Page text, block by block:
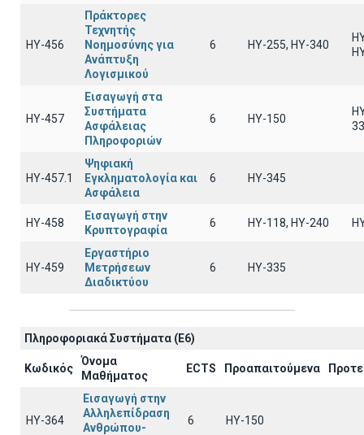
ΗΥ-456
Πράκτορες
Τεχνητής
Νοημοσύνης για
Ανάπτυξη
Λογισμικού
6 ΗΥ-255, ΗΥ-340
ΗΥ-457
Εισαγωγή στα
Συστήματα
Ασφάλειας
Πληροφοριών
6 HY-150
ΗΥ-457.1
Ψηφιακή
Εγκληματολογία και
Ασφάλεια
6 ΗΥ-345
ΗΥ-458
Εισαγωγή στην
Κρυπτογραφία
6 ΗΥ-118, ΗΥ-240
ΗΥ-459
Εργαστήριο
Μετρήσεων
Διαδικτύου
6 ΗΥ-335
Πληροφοριακά Συστήματα (E6)
Κωδικός
Όνομα
Μαθήματος
ECTS Προαπαιτούμενα
ΗΥ-364
Εισαγωγή στην
Αλληλεπίδραση
Ανθρώπου-
6 ΗΥ-150